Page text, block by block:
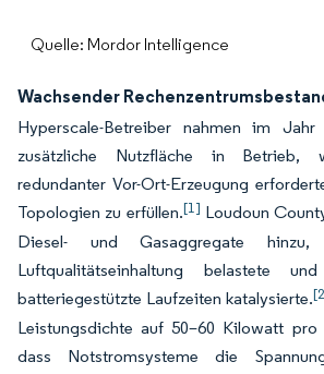
Quelle: Mordor Intelligence
Wachsender
Hyperscale-Betreiber nahmen im
zusätzliche Nutzfläche in Betrieb,
redundanter Vor-Ort-Erzeugung
Topologien zu erfüllen.[1] Loudoun
Diesel- und Gasaggregate
Luftqualitätseinhaltung belastete
batteriegestützte Laufzeiten katalysierte.
Leistungsdichte auf 50–60 Kilowatt pro
dass Notstromsysteme die